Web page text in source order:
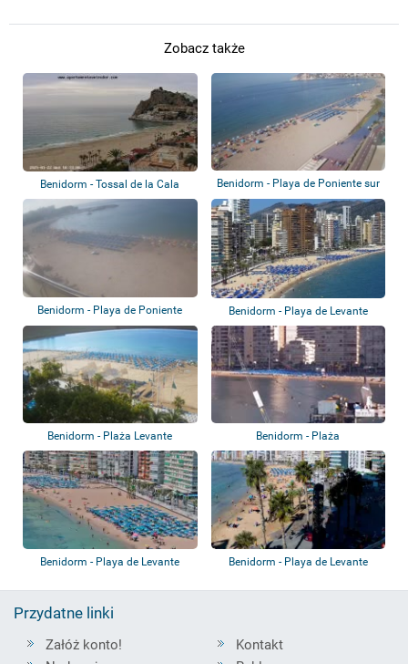
Zobacz także
Benidorm - Tossal de la Cala Benidorm - Playa de Poniente sur
Benidorm - Playa de Poniente Benidorm - Playa de Levante
Benidorm - Plaża Levante Benidorm - Plaża
Benidorm - Playa de Levante Benidorm - Playa de Levante
Przydatne linki
Załóż konto!
Kontakt